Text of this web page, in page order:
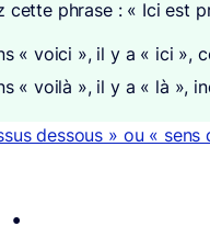
cette phrase : « Ici est
« voici », il y a « ici »,
« voilà », il y a « là »,
dessous » ou « sens